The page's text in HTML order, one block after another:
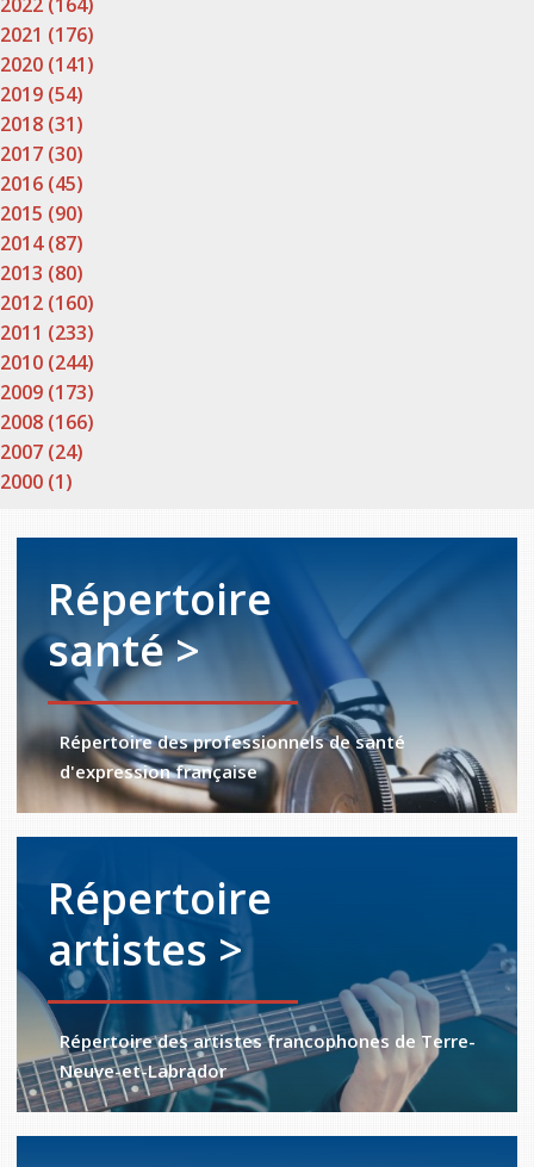
2021 (176)
2020 (141)
2019 (54)
2018 (31)
2017 (30)
2016 (45)
2015 (90)
2014 (87)
2013 (80)
2012 (160)
2011 (233)
2010 (244)
2009 (173)
2008 (166)
2007 (24)
2000 (1)
Répertoire
santé >
Répertoire des professionnels de santé
d'expression française
Répertoire
artistes >
Répertoire des artistes francophones de Terre-
Neuve-et-Labrador